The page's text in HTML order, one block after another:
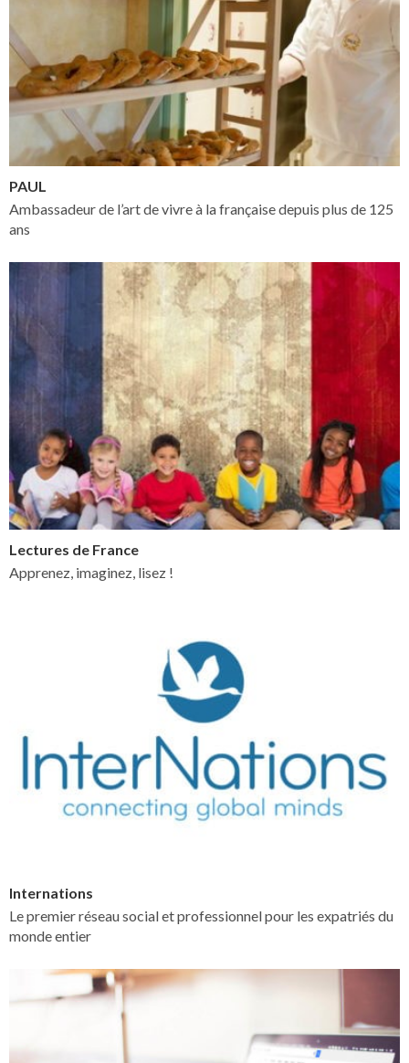
PAUL
Ambassadeur de l’art de vivre à la française depuis plus de 125
ans
Lectures de France
Apprenez, imaginez, lisez !
Internations
Le premier réseau social et professionnel pour les expatriés du
monde entier